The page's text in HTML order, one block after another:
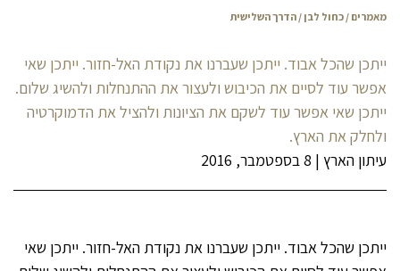
מאמרים / כחול לבן / הדרך השלישית
ייתכן שהכל אבוד. ייתכן שעברנו את נקודת האל-חזור. ייתכן שאי
אפשר עוד לסיים את הכיבוש ולעצור את ההתנחלות ולהשיג שלום.
ייתכן שאי אפשר עוד לשקם את הציונות ולהציל את הדמוקרטיה
ולחלק את הארץ.
עיתון הארץ | 8 בספטמבר, 2016
ייתכן שהכל אבוד. ייתכן שעברנו את נקודת האל-חזור. ייתכן שאי